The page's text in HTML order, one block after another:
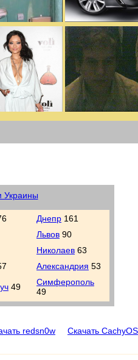
Украины
Днепр 161
Львов 90
Николаев 63
Александрия 53
49
Симферополь
49
redsn0w Скачать